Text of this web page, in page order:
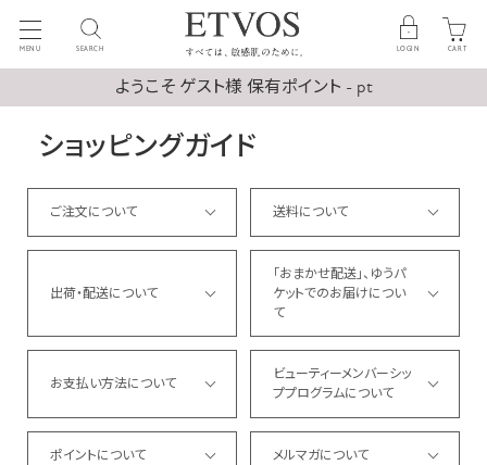
MENU SEARCH LOGIN CART
ようこそ ゲスト様 保有ポイント - pt
ショッピングガイド
ご注文について 送料について
出荷・配送について
「おまかせ配送」、ゆうパ
ケットでのお届けについ
て
お支払い方法について
ビューティーメンバーシッ
ププログラムについて
ポイントについて メルマガについて